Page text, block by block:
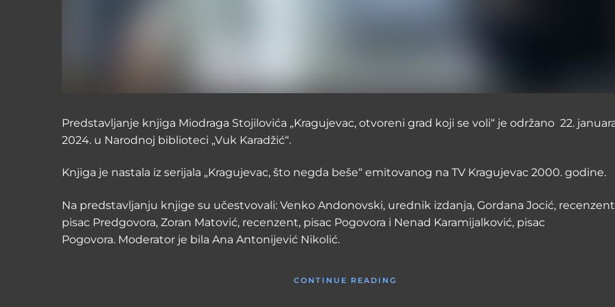
Predstavljanje knjiga Miodraga Stojilovića „Kragujevac, otvoreni grad koji se voli“ je održano 22.
2024. u Narodnoj biblioteci „Vuk Karadžić“.
Knjiga je nastala iz serijala „Kragujevac, što negda beše“ emitovanog na TV Kragujevac 2000. godine.
Na predstavljanju knjige su učestvovali: Venko Andonovski, urednik izdanja, Gordana Jocić,
pisac Predgovora, Zoran Matović, recenzent, pisac Pogovora i Nenad Karamijalković, pisac
Pogovora. Moderator je bila Ana Antonijević Nikolić.
CONTINUE READING